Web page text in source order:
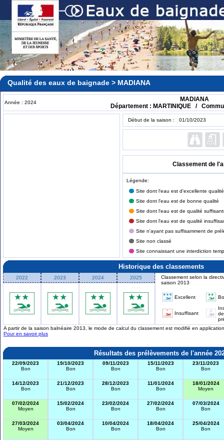
Qualité des eaux de baignade > MADIANA
Année : 2024
MADIANA
Département : MARTINIQUE /
Début de la saison : 01/10/2023
Classement de
Légende:
Site dont l'eau est d'excellente qualité
Site dont l'eau est de bonne qualité
Site dont l'eau est de qualité
Site dont l'eau est de qualité
Site n'ayant pas suffisamment de
Site non classé
Site connaissant une interdiction
Historique des classements
2022 2023 2024 2025
Classement selon la
saison 2013
Excellent
Insuffisant
de
A partir de la saison balnéaire 2013, le mode de calcul du classement est modifié en
Pour en savoir plus
Résultats des prélèvements de l'année
22/09/2023
Bon
19/10/2023
Bon
09/11/2023
Bon
15/11/2023
Bon
23/11/2023
Bon
14/12/2023
Bon
21/12/2023
Bon
28/12/2023
Bon
11/01/2024
Bon
18/01/2024
Moyen
07/02/2024
Moyen
15/02/2024
Bon
23/02/2024
Bon
27/02/2024
Bon
07/03/2024
Bon
27/03/2024
Moyen
03/04/2024
Bon
10/04/2024
Bon
18/04/2024
Bon
25/04/2024
Bon